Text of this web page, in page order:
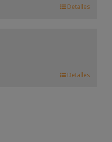
Detalles
Detalles